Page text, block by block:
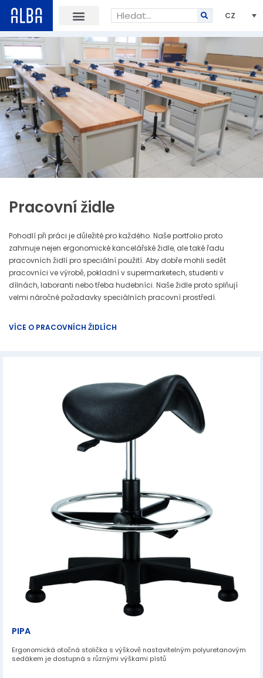
CZ
Pracovní židle
Pohodlí při práci je důležité pro každého. Naše portfolio proto
zahrnuje nejen ergonomické kancelářské židle, ale také řadu
pracovních židlí pro speciální použití. Aby dobře mohli sedět
pracovníci ve výrobě, pokladní v supermarketech, studenti v
dílnách, laboranti nebo třeba hudebníci. Naše židle proto splňují
velmi náročné požadavky speciálních pracovní prostředí.
VÍCE O PRACOVNÍCH ŽIDLÍCH
PIPA
Ergonomická otočná stolička s výškově nastavitelným polyuretanovým
sedákem je dostupná s různými výškami pístů